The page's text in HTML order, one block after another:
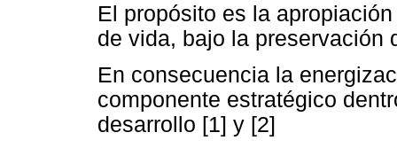
El propósito es la
de vida, bajo la preservación
En consecuencia la
componente estratégico
desarrollo [1] y [2]